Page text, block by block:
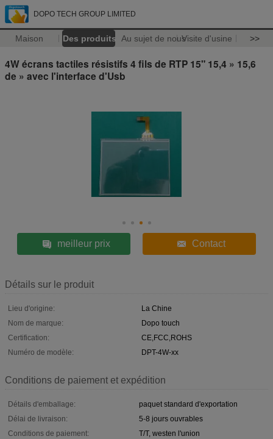
DOPO TECH GROUP LIMITED
Maison Des produits Au sujet de nousVisite d'usine >>
4W écrans tactiles résistifs 4 fils de RTP 15" 15,4 » 15,6
de » avec l'interface d'Usb
meilleur prix Contact
Détails sur le produit
Lieu d'origine:
La Chine
Nom de marque:
Dopo touch
Certification:
CE,FCC,ROHS
Numéro de modèle:
DPT-4W-xx
Conditions de paiement et expédition
Détails d'emballage:
paquet standard d'exportation
Délai de livraison:
5-8 jours ouvrables
Conditions de paiement:
T/T, westen l'union